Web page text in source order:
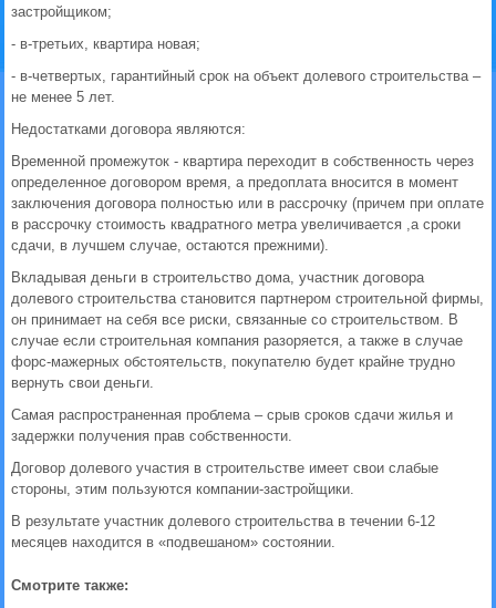
застройщиком;
- в-третьих, квартира новая;
- в-четвертых, гарантийный срок на объект долевого строительства –
не менее 5 лет.
Недостатками договора являются:
Временной промежуток - квартира переходит в собственность через
определенное договором время, а предоплата вносится в момент
заключения договора полностью или в рассрочку (причем при оплате
в рассрочку стоимость квадратного метра увеличивается ,а сроки
сдачи, в лучшем случае, остаются прежними).
Вкладывая деньги в строительство дома, участник договора
долевого строительства становится партнером строительной фирмы,
он принимает на себя все риски, связанные со строительством. В
случае если строительная компания разоряется, а также в случае
форс-мажерных обстоятельств, покупателю будет крайне трудно
вернуть свои деньги.
Самая распространенная проблема – срыв сроков сдачи жилья и
задержки получения прав собственности.
Договор долевого участия в строительстве имеет свои слабые
стороны, этим пользуются компании-застройщики.
В результате участник долевого строительства в течении 6-12
месяцев находится в «подвешаном» состоянии.
Смотрите также: